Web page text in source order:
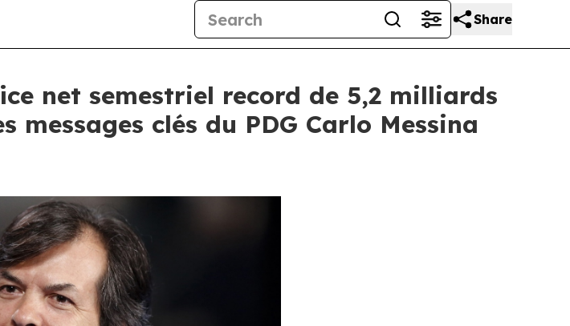
Share
net semestriel record de 5,2 milliards
messages clés du PDG Carlo Messina